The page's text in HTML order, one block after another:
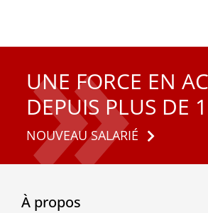
UNE FORCE EN
DEPUIS PLUS DE
NOUVEAU SALARIÉ
À propos